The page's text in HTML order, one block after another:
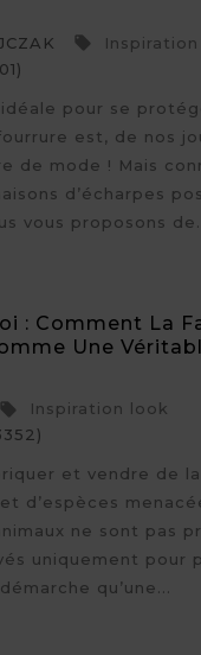

pour se
est, de nos
de mode ! Mais
d’écharpes
vous proposons
: Comment La
Une

Inspiration look
et vendre de
d’espèces
ne sont pas
uniquement pour
qu’une...